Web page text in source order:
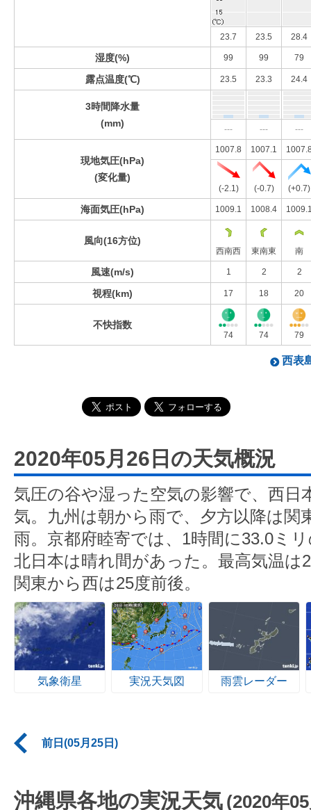
23.7 23.5 28.4
湿度(%) 99 99 79
露点温度(℃) 23.5 23.3 24.4
3時間降水量
(mm)
--- --- ---
現地気圧(hPa)
(変化量)
1007.8 1007.1
(-2.1) (-0.7) (+0.7)
海面気圧(hPa) 1009.1 1008.4
風向(16方位)
西南西 東南東 南
風速(m/s) 1 2 2
視程(km) 17 18 20
不快指数
74 74 79
西表
2020年05月26日の天気概況
気圧の谷や湿った空気の影響で、西日
気。九州は朝から雨で、夕方以降は関
雨。京都府睦寄では、1時間に33.0ミ
北日本は晴れ間があった。最高気温は
関東から西は25度前後。
気象衛星 実況天気図 雨雲レーダー
前日(05月25日)
沖縄県各地の実況天気 (2020年